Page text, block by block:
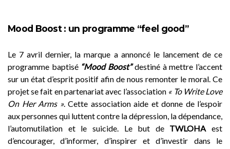
Mood Boost : un programme “feel good”
Le 7 avril dernier, la marque a annoncé le lancement de ce
programme baptisé“Mood Boost”destiné à mettre l’accent
sur un état d’esprit positif afin de nous remonter le moral. Ce
projet se fait en partenariat avec l’association « To Write Love
On Her Arms ». Cette association aide et donne de l’espoir
aux personnes qui luttent contre la dépression, la dépendance,
l’automutilation et le suicide. Le but de TWLOHA est
d’encourager, d’informer, d’inspirer et d’investir dans le